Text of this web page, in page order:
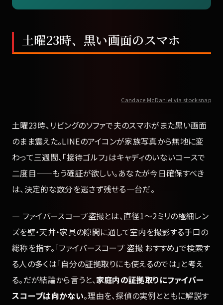
土曜23時、黒い画面のスマホ
Candace McDaniel via stocksnap
土曜23時、リビングのソファで夫のスマホがまた黒い画面
のまま震えた。LINEのアイコンが家族写真から無地に変
わって三週間、「接待ゴルフ」はキャディのいないコースで
二度目——もう確証が欲しい。あなたが今日確保すべき
は、決定的な数分を逃さず残せる一台だ。
— ファイバースコープ盗撮とは、直径1〜2ミリの極細レン
ズを壁・天井・家具の隙間に通して室内を撮影する手口の
総称を指す。「ファイバースコープ 盗撮 おすすめ」で検索す
る人の多くは「自分の証拠取りにも使えるのでは」と考え
る。だが結論から言うと、家庭内の証拠取りにファイバー
スコープは向かない。理由を、探偵の実例とともに解説す